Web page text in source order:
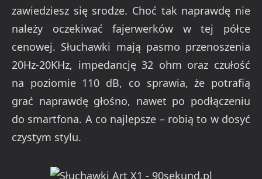
zawiedziesz się srodze. Choć tak naprawdę nie
należy oczekiwać fajerwerków w tej półce
cenowej. Słuchawki mają pasmo przenoszenia
20Hz-20KHz, impedancję 32 ohm oraz czułość
na poziomie 110 dB, co sprawia, że potrafią
grać naprawdę głośno, nawet po podłączeniu
do smartfona. A co najlepsze – robią to w dosyć
czystym stylu.